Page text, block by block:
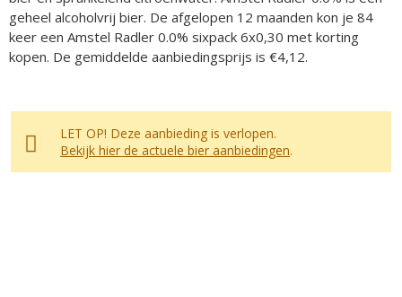
geheel alcoholvrij bier. De afgelopen 12 maanden kon je 84
keer een Amstel Radler 0.0% sixpack 6x0,30 met korting
kopen. De gemiddelde aanbiedingsprijs is €4,12.
LET OP! Deze aanbieding is verlopen.
Bekijk hier de actuele bier aanbiedingen.